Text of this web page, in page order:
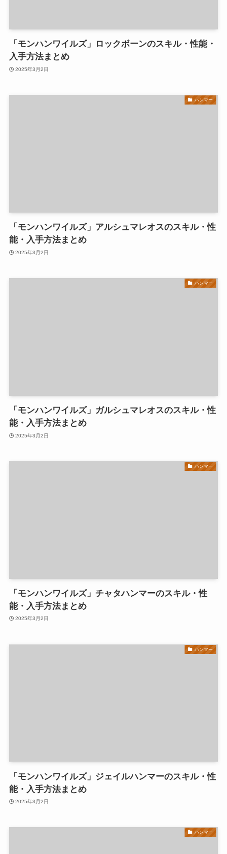
「モンハンワイルズ」ロックボーンのスキル・性能・
入手方法まとめ
2025年3月2日
ハンマー
「モンハンワイルズ」アルシュマレオスのスキル・性
能・入手方法まとめ
2025年3月2日
ハンマー
「モンハンワイルズ」ガルシュマレオスのスキル・性
能・入手方法まとめ
2025年3月2日
ハンマー
「モンハンワイルズ」チャタハンマーのスキル・性
能・入手方法まとめ
2025年3月2日
ハンマー
「モンハンワイルズ」ジェイルハンマーのスキル・性
能・入手方法まとめ
2025年3月2日
ハンマー